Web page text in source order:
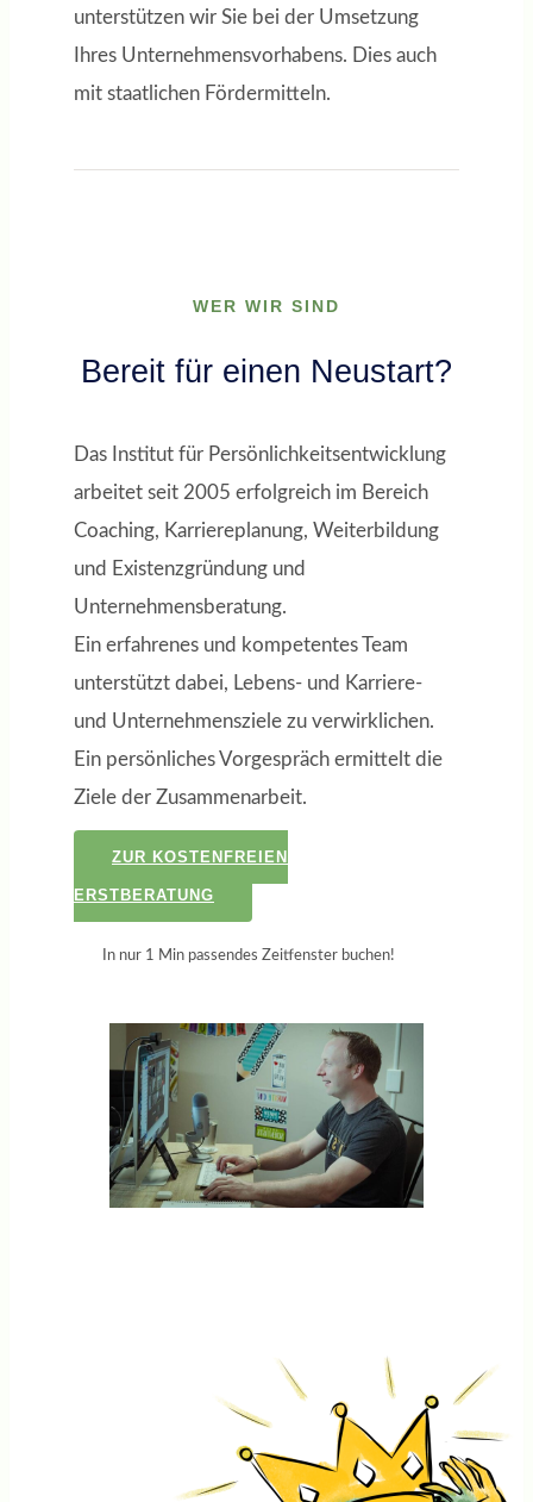
unterstützen wir Sie bei der Umsetzung
Ihres Unternehmensvorhabens. Dies auch
mit staatlichen Fördermitteln.
WER WIR SIND
Bereit für einen Neustart?
Das Institut für Persönlichkeitsentwicklung
arbeitet seit 2005 erfolgreich im Bereich
Coaching, Karriereplanung, Weiterbildung
und Existenzgründung und
Unternehmensberatung.
Ein erfahrenes und kompetentes Team
unterstützt dabei, Lebens- und Karriere-
und Unternehmensziele zu verwirklichen.
Ein persönliches Vorgespräch ermittelt die
Ziele der Zusammenarbeit.
ZUR KOSTENFREIEN
ERSTBERATUNG
In nur 1 Min passendes Zeitfenster buchen!